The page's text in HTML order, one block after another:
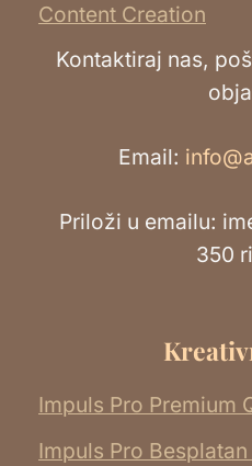
Content Creation
Kontaktiraj nas,
Email:
Priloži u emailu:
350
Impuls Pro Premium
Impuls Pro Besplatan